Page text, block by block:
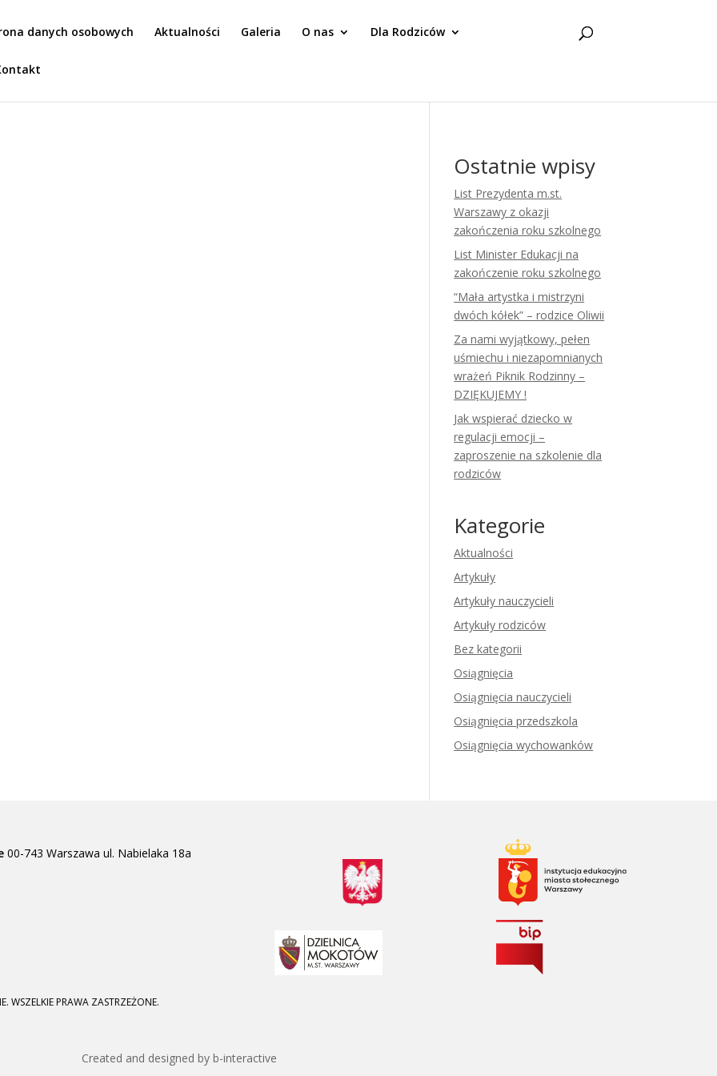
danych osobowych Aktualności Galeria O nas Dla Rodziców
Ostatnie wpisy
List Prezydenta m.st.
Warszawy z okazji
zakończenia roku szkolnego
List Minister Edukacji na
zakończenie roku szkolnego
“Mała artystka i mistrzyni
dwóch kółek” – rodzice Oliwii
Za nami wyjątkowy, pełen
uśmiechu i niezapomnianych
wrażeń Piknik Rodzinny –
DZIĘKUJEMY !
Jak wspierać dziecko w
regulacji emocji –
zaproszenie na szkolenie dla
rodziców
Kategorie
Aktualności
Artykuły
Artykuły nauczycieli
Artykuły rodziców
Bez kategorii
Osiągnięcia
Osiągnięcia nauczycieli
Osiągnięcia przedszkola
Osiągnięcia wychowanków
00-743 Warszawa ul. Nabielaka 18a
WSZELKIE PRAWA ZASTRZEŻONE.
Created and designed by b-interactive